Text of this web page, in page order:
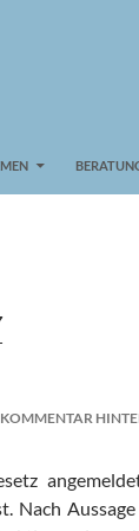
KOMMENTAR
Nach